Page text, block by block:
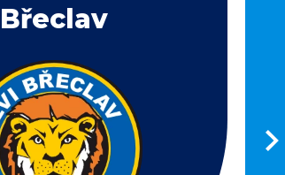
Břeclav